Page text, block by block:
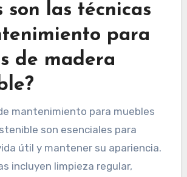
son las técnicas
para
de madera
mantenimiento para muebles
son esenciales para
útil y mantener su apariencia.
incluyen limpieza regular,